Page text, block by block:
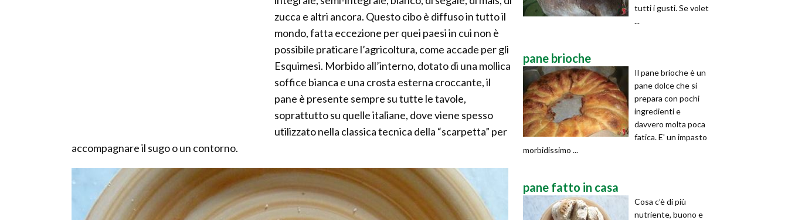
zucca e altri ancora. Questo cibo è diffuso in tutto il
mondo, fatta eccezione per quei paesi in cui non è
possibile praticare l’agricoltura, come accade per gli
Esquimesi. Morbido all’interno, dotato di una mollica
soffice bianca e una crosta esterna croccante, il
pane è presente sempre su tutte le tavole,
soprattutto su quelle italiane, dove viene spesso
utilizzato nella classica tecnica della “scarpetta” per
accompagnare il sugo o un contorno.
tutti i gusti. Se volet
...
pane brioche
Il pane brioche è un
pane dolce che si
prepara con pochi
ingredienti e
davvero molta poca
fatica. E' un impasto
morbidissimo ...
pane fatto in casa
Cosa c’è di più
nutriente, buono e